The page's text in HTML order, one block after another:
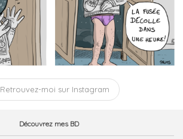
Retrouvez-moi sur Instagram
Découvrez mes BD